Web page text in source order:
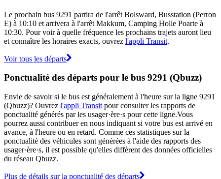
Le prochain bus 9291 partira de l'arrêt Bolsward, Busstation (Perron
E) à 10:10 et arrivera à l'arrêt Makkum, Camping Holle Poarte à
10:30. Pour voir à quelle fréquence les prochains trajets auront lieu
et connaître les horaires exacts, ouvrez l'appli Transit.
Voir tous les départs
Ponctualité des départs pour le bus 9291 (Qbuzz)
Envie de savoir si le bus est généralement à l'heure sur la ligne 9291
(Qbuzz)? Ouvrez l'appli Transit pour consulter les rapports de
ponctualité générés par les usager·ère·s pour cette ligne.Vous
pourrez aussi contribuer en nous indiquant si votre bus est arrivé en
avance, à l'heure ou en retard. Comme ces statistiques sur la
ponctualité des véhicules sont générées à l'aide des rapports des
usager·ère·s, il est possible qu'elles diffèrent des données officielles
du réseau Qbuzz.
Plus de détails sur la ponctualité des départs